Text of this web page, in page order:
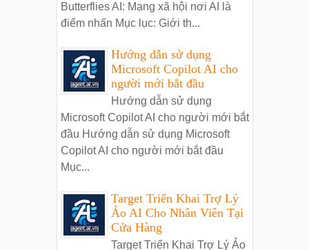
Butterflies AI: Mạng xã hội nơi AI là
điểm nhấn Mục lục: Giới th...
Hướng dẫn sử dụng
Microsoft Copilot AI cho
người mới bắt đầu
Hướng dẫn sử dụng
Microsoft Copilot AI cho người mới bắt
đầu Hướng dẫn sử dụng Microsoft
Copilot AI cho người mới bắt đầu
Mục...
Target Triển Khai Trợ Lý
Ảo AI Cho Nhân Viên Tại
Cửa Hàng
Target Triển Khai Trợ Lý Ảo